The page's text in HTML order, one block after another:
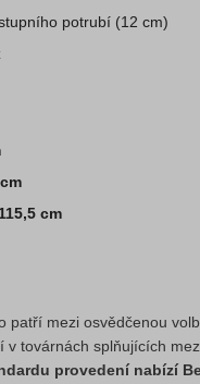
potrubí (12 cm)
cm
patří mezi osvědčenou
v továrnách splňujících
provedení nabízí